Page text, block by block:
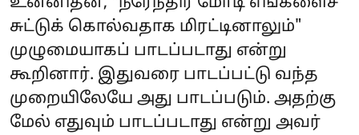
சுட்டுக் கொல்வதாக மிரட்டினாலும்"
முழுமையாகப் பாடப்படாது என்று
கூறினார். இதுவரை பாடப்பட்டு வந்த
முறையிலேயே அது பாடப்படும். அதற்கு
மேல் எதுவும் பாடப்படாது என்று அவர்